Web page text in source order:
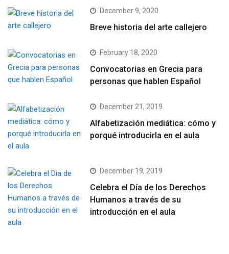
December 9, 2020
Breve historia del arte callejero
February 18, 2020
Convocatorias en Grecia para
personas que hablen Español
December 21, 2019
Alfabetización mediática: cómo y
porqué introducirla en el aula
December 19, 2019
Celebra el Día de los Derechos
Humanos a través de su
introducción en el aula